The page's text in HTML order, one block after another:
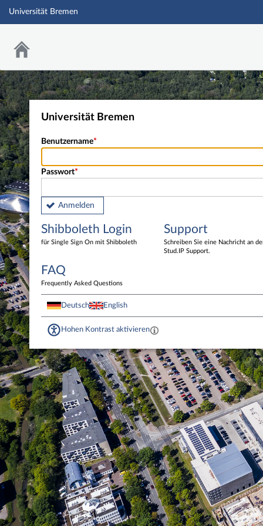
Universität Bremen
Universität Bremen
Benutzername
Passwort
Anmelden
Shibboleth Login
für Single Sign On mit Shibboleth
Support
Schreiben Sie eine Nachricht an
Stud.IP Support.
FAQ
Frequently Asked Questions
Deutsch English
Hohen Kontrast aktivieren